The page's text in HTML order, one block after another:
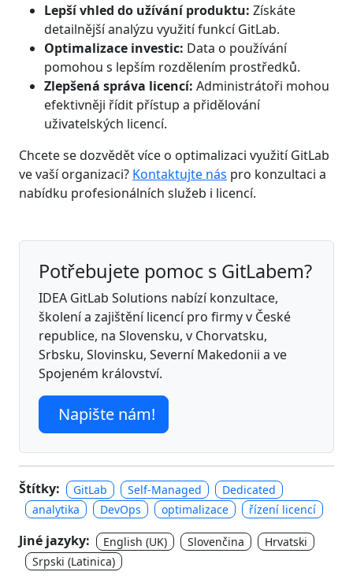
Lepší vhled do užívání produktu: Získáte
detailnější analýzu využití funkcí GitLab.
Optimalizace investic: Data o používání
pomohou s lepším rozdělením prostředků.
Zlepšená správa licencí: Administrátoři mohou
efektivněji řídit přístup a přidělování
uživatelských licencí.
Chcete se dozvědět více o optimalizaci využití GitLab
ve vaší organizaci? Kontaktujte nás pro konzultaci a
nabídku profesionálních služeb i licencí.
Potřebujete pomoc s GitLabem?
IDEA GitLab Solutions nabízí konzultace,
školení a zajištění licencí pro firmy v České
republice, na Slovensku, v Chorvatsku,
Srbsku, Slovinsku, Severní Makedonii a ve
Spojeném království.
Napište nám!
Štítky: GitLab Self-Managed
Dedicated
analytika
DevOps optimalizace řízení licencí
Jiné jazyky: English (UK) Slovenčina
Hrvatski
Srpski (Latinica)